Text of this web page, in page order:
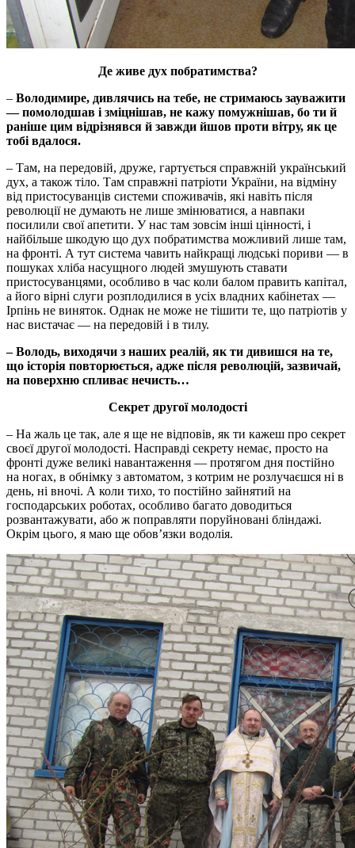
Де живе дух побратимства?
– Володимире, дивлячись на тебе, не стримаюсь зауважити
— помолодшав і зміцнішав, не кажу помужнішав, бо ти й
раніше цим відрізнявся й завжди йшов проти вітру, як це
тобі вдалося.
– Там, на передовій, друже, гартується справжній український
дух, а також тіло. Там справжні патріоти України, на відміну
від пристосуванців системи споживачів, які навіть після
революції не думають не лише змінюватися, а навпаки
посилили свої апетити. У нас там зовсім інші цінності, і
найбільше шкодую що дух побратимства можливий лише там,
на фронті. А тут система чавить найкращі людські пориви — в
пошуках хліба насущного людей змушують ставати
пристосуванцями, особливо в час коли балом править капітал,
а його вірні слуги розплодилися в усіх владних кабінетах —
Ірпінь не виняток. Однак не може не тішити те, що патріотів у
нас вистачає — на передовій і в тилу.
– Володь, виходячи з наших реалій, як ти дивишся на те,
що історія повторюється, адже після революцій, зазвичай,
на поверхню спливає нечисть…
Секрет другої молодості
– На жаль це так, але я ще не відповів, як ти кажеш про секрет
своєї другої молодості. Насправді секрету немає, просто на
фронті дуже великі навантаження — протягом дня постійно
на ногах, в обнімку з автоматом, з котрим не розлучаєшся ні в
день, ні вночі. А коли тихо, то постійно зайнятий на
господарських роботах, особливо багато доводиться
розвантажувати, або ж поправляти поруйновані бліндажі.
Окрім цього, я маю ще обов’язки водолія.